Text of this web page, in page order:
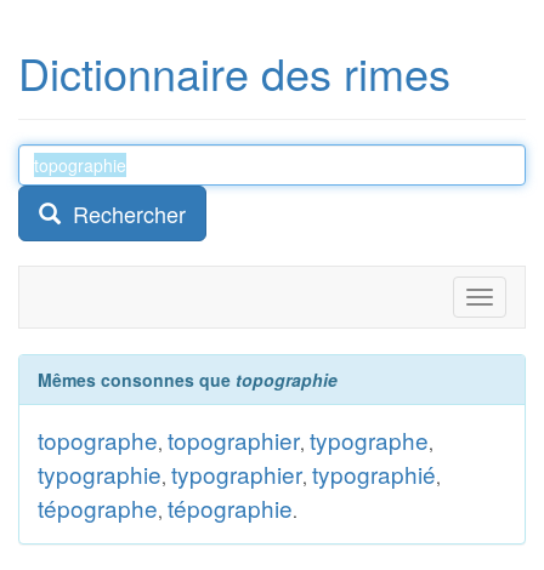
Dictionnaire des rimes
Rechercher
Toggle
Mêmes consonnes que topographie
topographe, topographier, typographe,
typographie, typographier, typographié,
tépographe, tépographie.